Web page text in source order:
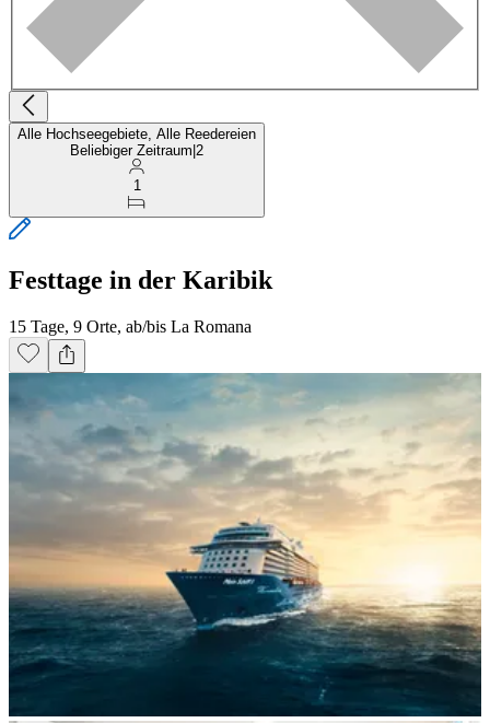
Alle Hochseegebiete, Alle Reedereien
Beliebiger Zeitraum 2
1
Festtage in der Karibik
15 Tage, 9 Orte, ab/bis La Romana